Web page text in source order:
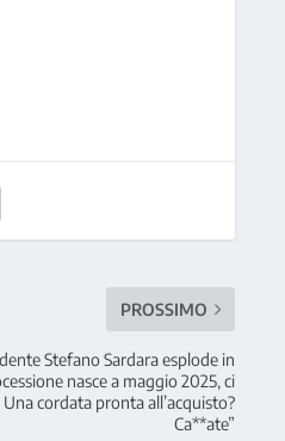
PROSSIMO
Stefano Sardara esplode in
nasce a maggio 2025, ci
cordata pronta all’acquisto?
Ca**ate”